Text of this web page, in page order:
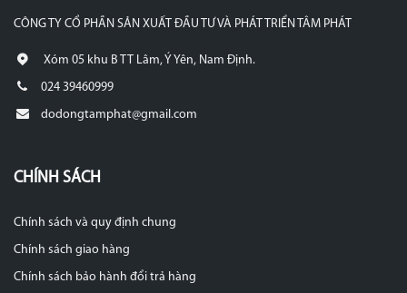
CÔNG TY CỔ PHẦN SẢN XUẤT ĐẦU TƯ VÀ PHÁT TRIỂN TÂM PHÁT
Xóm 05 khu B TT Lâm, Ý Yên, Nam Định.
024 39460999
dodongtamphat@gmail.com
CHÍNH SÁCH
Chính sách và quy định chung
Chính sách giao hàng
Chính sách bảo hành đổi trả hàng